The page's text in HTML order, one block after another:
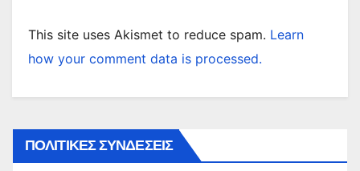
This site uses Akismet to reduce spam. Learn
how your comment data is processed.
ΠΟΛΙΤΙΚΕΣ ΣΥΝΔΕΣΕΙΣ